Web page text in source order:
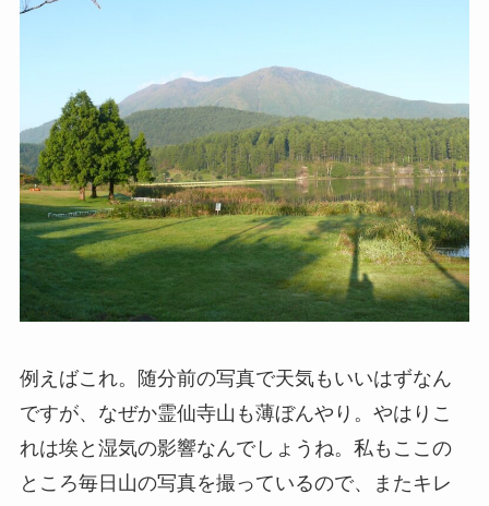
例えばこれ。随分前の写真で天気もいいはずなん
ですが、なぜか霊仙寺山も薄ぼんやり。やはりこ
れは埃と湿気の影響なんでしょうね。私もここの
ところ毎日山の写真を撮っているので、またキレ